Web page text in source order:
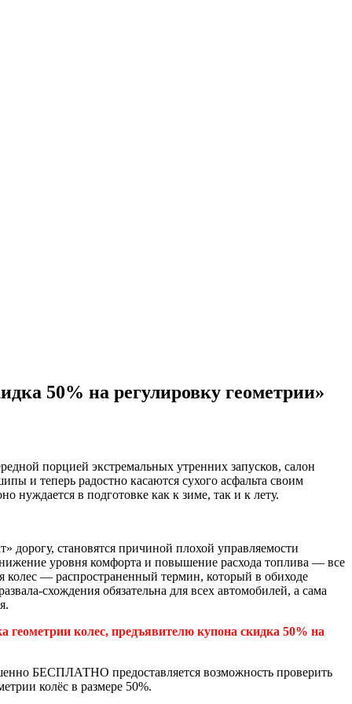
50% на регулировку геометрии»
порцией экстремальных утренних запусков, салон
и теперь радостно касаются сухого асфальта своим
нуждается в подготовке как к зиме, так и к лету.
дорогу, становятся причиной плохой управляемости
уровня комфорта и повышение расхода топлива — все
колес — распространенный термин, который в обиходе
схождения обязательна для всех автомобилей, а сама
колес, предъявителю купона скидка 50% на
БЕСПЛАТНО предоставляется возможность проверить
колёс в размере 50%.